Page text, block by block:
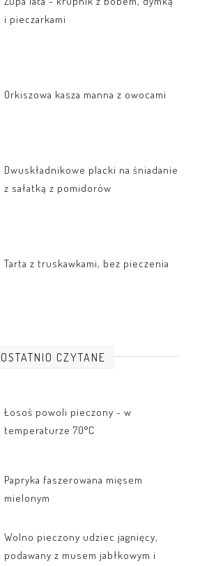
i pieczarkami
Orkiszowa kasza manna z owocami
Dwuskładnikowe placki na śniadanie
z sałatką z pomidorów
Tarta z truskawkami, bez pieczenia
OSTATNIO CZYTANE
Łosoś powoli pieczony - w
temperaturze 70°C
Papryka faszerowana mięsem
mielonym
Wolno pieczony udziec jagnięcy,
podawany z musem jabłkowym i